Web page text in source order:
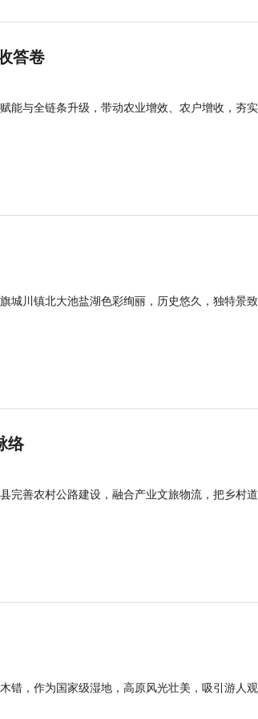
答卷
能与全链条升级，带动农业增效、农户增收，夯
城川镇北大池盐湖色彩绚丽，历史悠久，独特景
络
完善农村公路建设，融合产业文旅物流，把乡村
错，作为国家级湿地，高原风光壮美，吸引游人观